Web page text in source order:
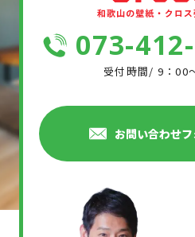
073-
受付時間/ 9：00
お問い合わせ